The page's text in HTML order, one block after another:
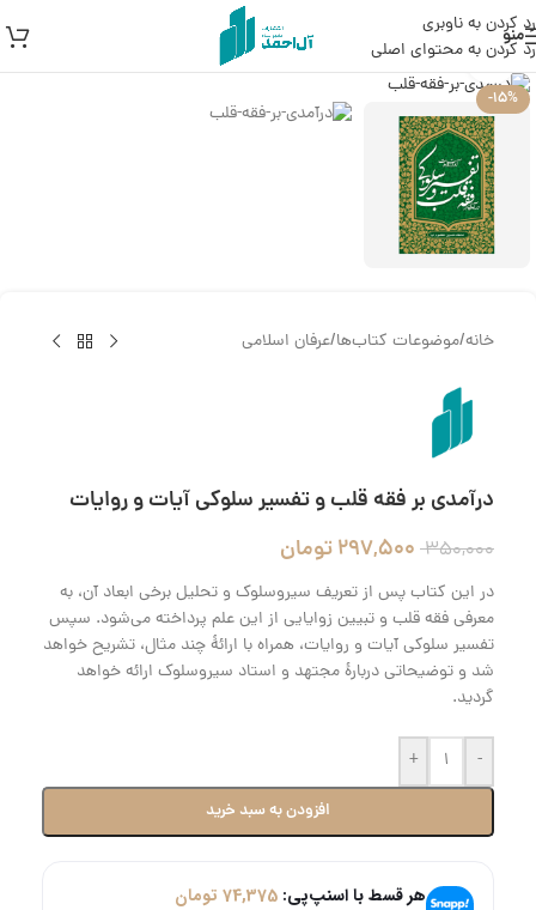
رد کردن به ناوبری
رد کردن به محتوای اصلی
منو
-15%
بزرگنمایی تصویر
خانه/موضوعات کتاب‌ها/عرفان اسلامی
درآمدی بر فقه قلب و تفسیر سلوکی آیات و روایات
350,000
297,500تومان
در این کتاب پس از تعریف سیروسلوک و تحلیل برخی ابعاد آن، به
معرفی فقه قلب و تبیین زوایایی از این علم پرداخته می‌شود. سپس
تفسیر سلوکی آیات و روایات، همراه با ارائۀ چند مثال، تشریح خواهد
شد و توضیحاتی دربارۀ مجتهد و استاد سیروسلوک ارائه خواهد
گردید.
-
+
افزودن به سبد خرید
هر قسط با اسنپ‌پی: 74,375 تومان